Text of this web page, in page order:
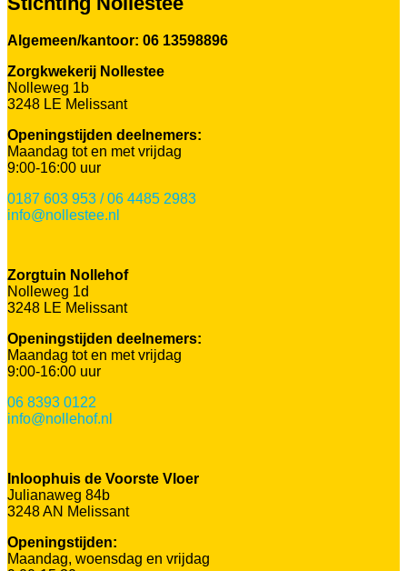
Algemeen/kantoor: 06 13598896
Zorgkwekerij Nollestee
Nolleweg 1b
3248 LE Melissant
Openingstijden deelnemers:
Maandag tot en met vrijdag
9:00-16:00 uur
0187 603 953 / 06 4485 2983
info@nollestee.nl
Zorgtuin Nollehof
Nolleweg 1d
3248 LE Melissant
Openingstijden deelnemers:
Maandag tot en met vrijdag
9:00-16:00 uur
06 8393 0122
info@nollehof.nl
Inloophuis de Voorste Vloer
Julianaweg 84b
3248 AN Melissant
Openingstijden:
Maandag, woensdag en vrijdag